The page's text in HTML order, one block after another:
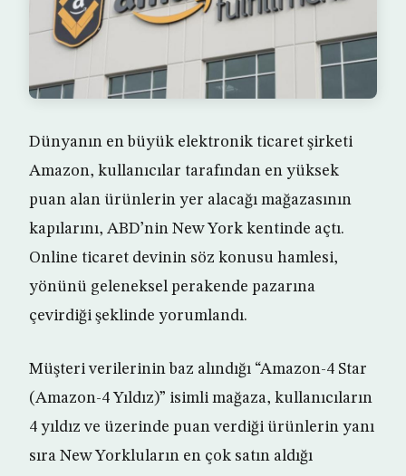
Dünyanın en büyük elektronik ticaret şirketi
Amazon, kullanıcılar tarafından en yüksek
puan alan ürünlerin yer alacağı mağazasının
kapılarını, ABD’nin New York kentinde açtı.
Online ticaret devinin söz konusu hamlesi,
yönünü geleneksel perakende pazarına
çevirdiği şeklinde yorumlandı.
Müşteri verilerinin baz alındığı “Amazon-4 Star
(Amazon-4 Yıldız)” isimli mağaza, kullanıcıların
4 yıldız ve üzerinde puan verdiği ürünlerin yanı
sıra New Yorkluların en çok satın aldığı